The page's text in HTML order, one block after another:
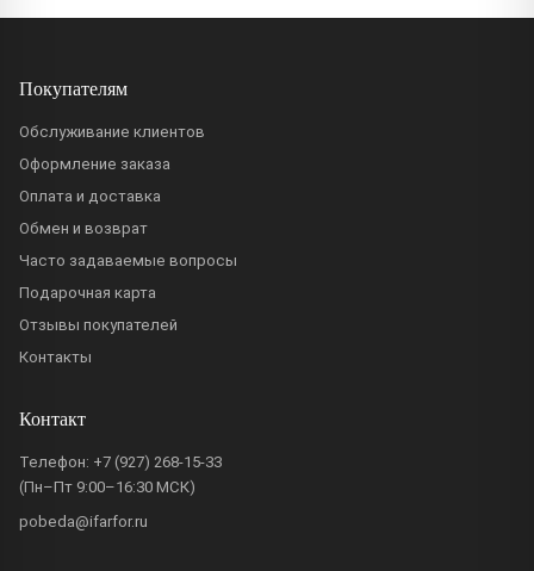
Покупателям
Обслуживание клиентов
Оформление заказа
Оплата и доставка
Обмен и возврат
Часто задаваемые вопросы
Подарочная карта
Отзывы покупателей
Контакты
Контакт
Телефон: +7 (927) 268-15-33
(Пн–Пт 9:00–16:30 МСК)
pobeda@ifarfor.ru